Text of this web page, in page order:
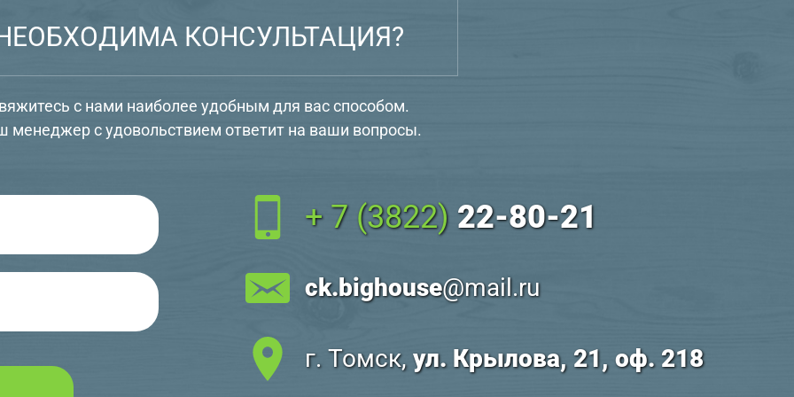
КОНСУЛЬТАЦИЯ?
с нами наиболее удобным для вас способом.
менеджер с удовольствием ответит на ваши вопросы.
+ 7 (3822) 22-80-21
ck.bighouse@mail.ru
г. Томск, ул. Крылова, 21, оф. 218